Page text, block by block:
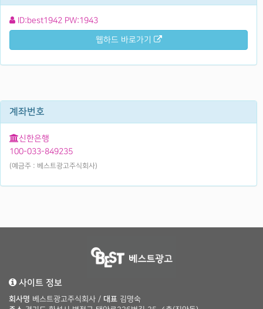
ID:best1942 PW:1943
웹하드 바로가기
계좌번호
신한은행
100-033-849235
(예금주 : 베스트광고주식회사)
사이트 정보
회사명 베스트광고주식회사 / 대표 김명숙